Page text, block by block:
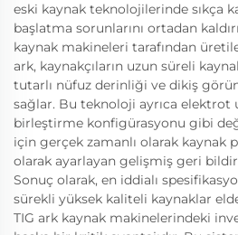
eski kaynak teknolojilerinde sıkça
başlatma sorunlarını ortadan
kaynak makineleri tarafından
ark, kaynakçıların uzun süreli
tutarlı nüfuz derinliği ve dikiş
sağlar. Bu teknoloji ayrıca elektrot
birleştirme konfigürasyonu gibi
için gerçek zamanlı olarak
olarak ayarlayan gelişmiş geri
Sonuç olarak, en iddialı
sürekli yüksek kaliteli kaynaklar
TIG ark kaynak makinelerindeki